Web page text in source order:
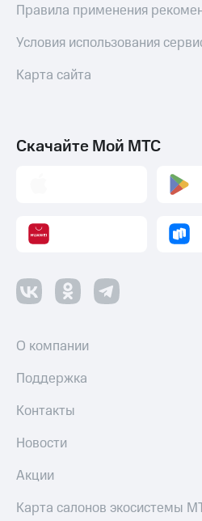
Правила применения
Условия использования
Карта сайта
Скачайте Мой МТС
О компании
Поддержка
Контакты
Новости
Акции
Карта салонов экосистемы